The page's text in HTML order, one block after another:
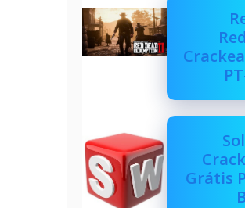
Grátis